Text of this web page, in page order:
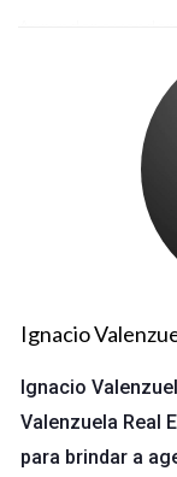
las necesidades
exploraremos tres
Caso de Éxito
María es una
durante más de
las necesidades
pareja que
deseos y
propiedades,
presupuesto
Ignacio
Ignacio
Valenzuela Real
para brindar a